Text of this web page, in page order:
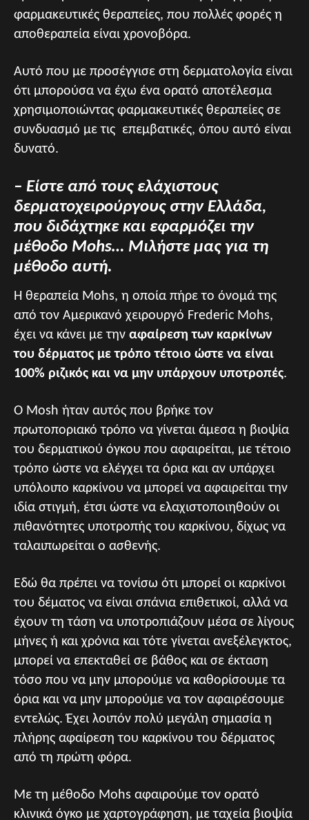
φαρμακευτικές θεραπείες, που πολλές φορές η
αποθεραπεία είναι χρονοβόρα.
Αυτό που με προσέγγισε στη δερματολογία είναι
ότι μπορούσα να έχω ένα ορατό αποτέλεσμα
χρησιμοποιώντας φαρμακευτικές θεραπείες σε
συνδυασμό με τις επεμβατικές, όπου αυτό είναι
δυνατό.
– Είστε από τους ελάχιστους
δερματοχειρούργους στην Ελλάδα,
που διδάχτηκε και εφαρμόζει την
μέθοδο Mohs… Μιλήστε μας για τη
μέθοδο αυτή.
Η θεραπεία Mohs, η οποία πήρε το όνομά της
από τον Αμερικανό χειρουργό Frederic Mohs,
έχει να κάνει με την αφαίρεση των καρκίνων
του δέρματος με τρόπο τέτοιο ώστε να είναι
100% ριζικός και να μην υπάρχουν υποτροπές.
Ο Μοsh ήταν αυτός που βρήκε τον
πρωτοποριακό τρόπο να γίνεται άμεσα η βιοψία
του δερματικού όγκου που αφαιρείται, με τέτοιο
τρόπο ώστε να ελέγχει τα όρια και αν υπάρχει
υπόλοιπο καρκίνου να μπορεί να αφαιρείται την
ιδία στιγμή, έτσι ώστε να ελαχιστοποιηθούν οι
πιθανότητες υποτροπής του καρκίνου, δίχως να
ταλαιπωρείται ο ασθενής.
Εδώ θα πρέπει να τονίσω ότι μπορεί οι καρκίνοι
του δέματος να είναι σπάνια επιθετικοί, αλλά να
έχουν τη τάση να υποτροπιάζουν μέσα σε λίγους
μήνες ή και χρόνια και τότε γίνεται ανεξέλεγκτος,
μπορεί να επεκταθεί σε βάθος και σε έκταση
τόσο που να μην μπορούμε να καθορίσουμε τα
όρια και να μην μπορούμε να τον αφαιρέσουμε
εντελώς. Έχει λοιπόν πολύ μεγάλη σημασία η
πλήρης αφαίρεση του καρκίνου του δέρματος
από τη πρώτη φόρα.
Με τη μέθοδο Mohs αφαιρούμε τον ορατό
κλινικά όγκο με χαρτογράφηση, με ταχεία βιοψία